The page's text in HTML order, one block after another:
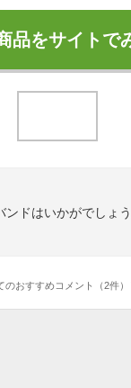
品をサイトで
ドはいかがでしょ
のおすすめコメント（2件）